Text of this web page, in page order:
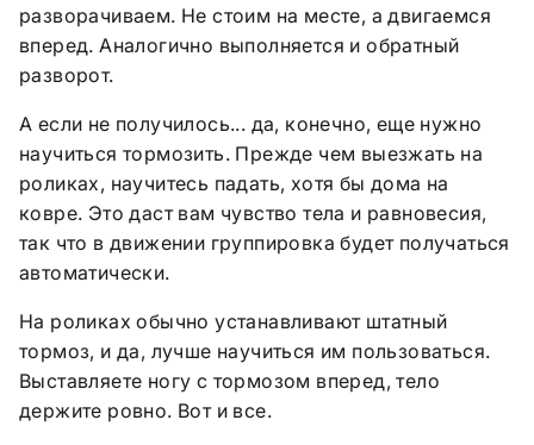
разворачиваем. Не стоим на месте, а двигаемся
вперед. Аналогично выполняется и обратный
разворот.
А если не получилось... да, конечно, еще нужно
научиться тормозить. Прежде чем выезжать на
роликах, научитесь падать, хотя бы дома на
ковре. Это даст вам чувство тела и равновесия,
так что в движении группировка будет получаться
автоматически.
На роликах обычно устанавливают штатный
тормоз, и да, лучше научиться им пользоваться.
Выставляете ногу с тормозом вперед, тело
держите ровно. Вот и все.